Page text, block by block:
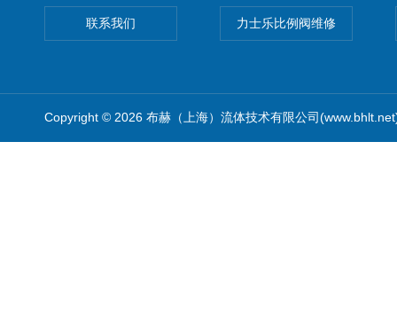
联系我们 力士乐比例阀维修
Copyright © 2026 布赫（上海）流体技术有限公司